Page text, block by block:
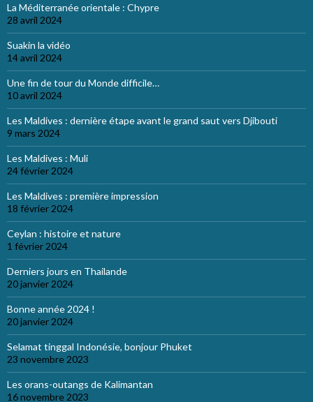
La Méditerranée orientale : Chypre
28 avril 2024
Suakin la vidéo
14 avril 2024
Une fin de tour du Monde difficile…
10 avril 2024
Les Maldives : dernière étape avant le grand saut vers Djibouti
9 mars 2024
Les Maldives : Muli
24 février 2024
Les Maldives : première impression
18 février 2024
Ceylan : histoire et nature
1 février 2024
Derniers jours en Thailande
20 janvier 2024
Bonne année 2024 !
20 janvier 2024
Selamat tinggal Indonésie, bonjour Phuket
23 novembre 2023
Les orans-outangs de Kalimantan
16 novembre 2023